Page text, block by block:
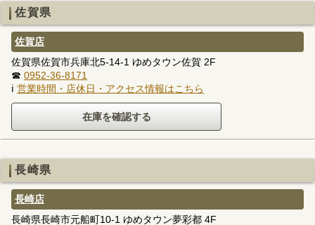
佐賀県
佐賀店
佐賀県佐賀市兵庫北5-14-1 ゆめタウン佐賀 2F
☎ 0952-36-8171
ℹ 営業時間・店休日・アクセス情報はこちら
長崎県
長崎店
長崎県長崎市元船町10-1 ゆめタウン夢彩都 4F